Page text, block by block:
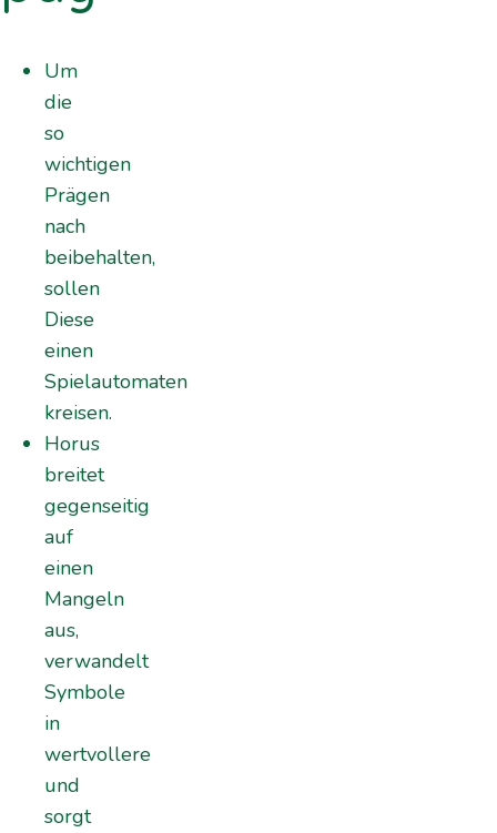
Um
die
so
wichtigen
Prägen
nach
beibehalten,
sollen
Diese
einen
Spielautomaten
kreisen.
Horus
breitet
gegenseitig
auf
einen
Mangeln
aus,
verwandelt
Symbole
in
wertvollere
und
sorgt